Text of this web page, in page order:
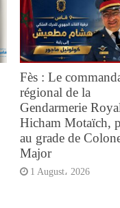
Fès : Le
régional de la
Gendarmerie
Hicham Motaïch,
au grade de
Major
1 August، 2026